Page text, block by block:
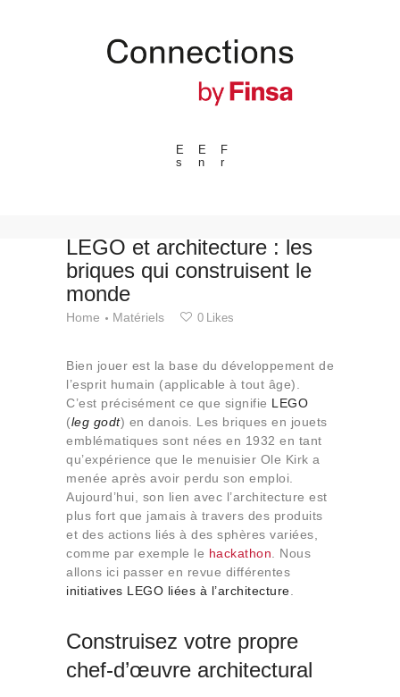
E
s
E
n
F
r
---ENLACES---
Événements
Espaces
Matériels
Technologie
Collaborations
Qui sommes-nous
Contact
LEGO et architecture : les
briques qui construisent le
monde
Home Matériels 0 Likes
Bien jouer est la base du développement de
l’esprit humain (applicable à tout âge).
C’est précisément ce que signifie LEGO
(leg godt) en danois. Les briques en jouets
emblématiques sont nées en 1932 en tant
qu’expérience que le menuisier Ole Kirk a
menée après avoir perdu son emploi.
Aujourd’hui, son lien avec l’architecture est
plus fort que jamais à travers des produits
et des actions liés à des sphères variées,
comme par exemple le hackathon . Nous
allons ici passer en revue différentes
initiatives LEGO liées à l’architecture
Construisez votre propre
chef-d’œuvre architectural